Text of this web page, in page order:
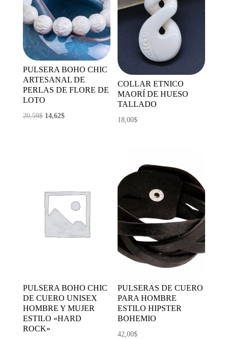
PULSERA BOHO CHIC
ARTESANAL DE
PERLAS DE FLORE DE
LOTO
20,59$ El
14,62$El
COLLAR ETNICO
MAORÍ DE HUESO
TALLADO
18,00$
PULSERA BOHO CHIC
DE CUERO UNISEX
HOMBRE Y MUJER
ESTILO «HARD
ROCK»
PULSERAS DE CUERO
PARA HOMBRE
ESTILO HIPSTER
BOHEMIO
42,00$